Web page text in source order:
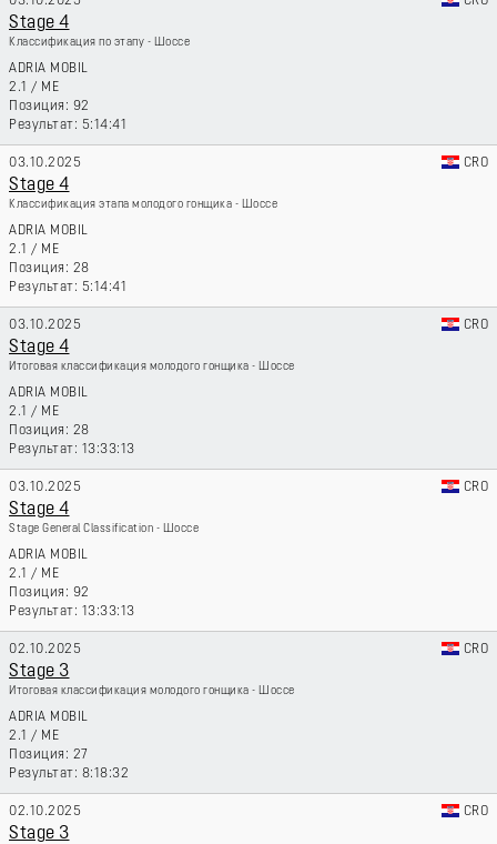
Stage 4
Классификация по этапу - Шоссе
ADRIA MOBIL
2.1 / ME
92
5:14:41
03.10.2025 CRO
Stage 4
Классификация этапа молодого гонщика - Шоссе
ADRIA MOBIL
2.1 / ME
28
5:14:41
03.10.2025 CRO
Stage 4
Итоговая классификация молодого гонщика - Шоссе
ADRIA MOBIL
2.1 / ME
28
13:33:13
03.10.2025 CRO
Stage 4
Stage General Classification - Шоссе
ADRIA MOBIL
2.1 / ME
92
13:33:13
02.10.2025 CRO
Stage 3
Итоговая классификация молодого гонщика - Шоссе
ADRIA MOBIL
2.1 / ME
27
8:18:32
02.10.2025 CRO
Stage 3